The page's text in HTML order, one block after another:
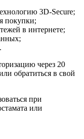
3D-Secure;
покупки;
в интернете;
через 20
обратиться в свой
при
или